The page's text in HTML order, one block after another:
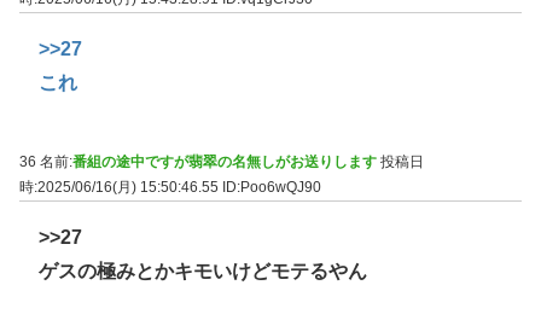
>>27
これ
36 名前:番組の途中ですが翡翠の名無しがお送りします 投稿日
時:2025/06/16(月) 15:50:46.55
ID:Poo6wQJ90
>>27
ゲスの極みとかキモいけどモテるやん